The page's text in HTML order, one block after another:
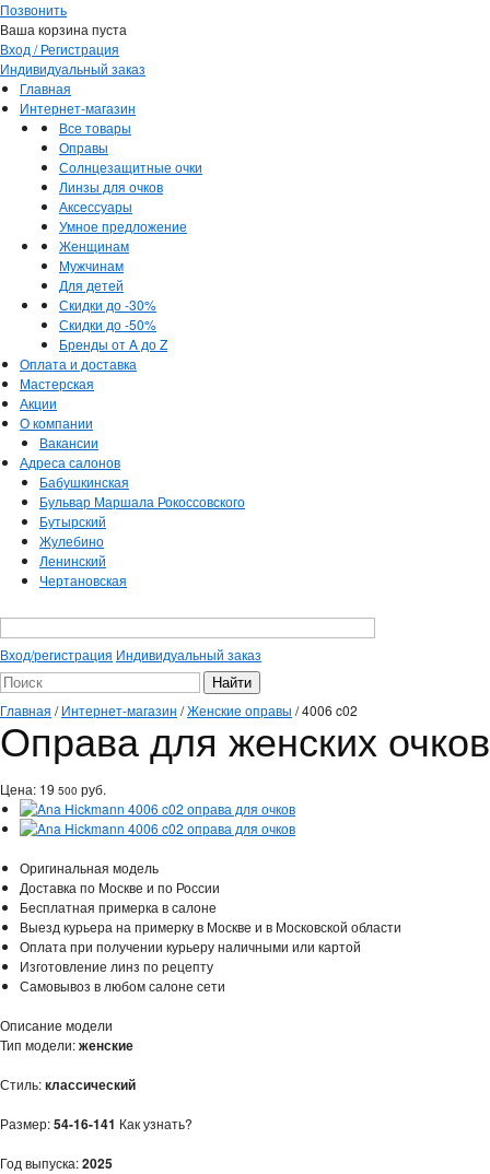
Позвонить
Ваша корзина пуста
Вход / Регистрация
Индивидуальный заказ
Главная
Интернет-магазин
Все товары
Оправы
Солнцезащитные очки
Линзы для очков
Аксессуары
Умное предложение
Женщинам
Мужчинам
Для детей
Скидки до -30%
Скидки до -50%
Бренды от A до Z
Оплата и доставка
Мастерская
Акции
О компании
Вакансии
Адреса салонов
Бабушкинская
Бульвар Маршала Рокоссовского
Бутырский
Жулебино
Ленинский
Чертановская
Вход/регистрация Индивидуальный заказ
Главная /Интернет-магазин /Женские оправы /4006 c02
Оправа для женских
Цена: 19 500 руб.
Оригинальная модель
Доставка по Москве и по России
Бесплатная примерка в салоне
Выезд курьера на примерку в Москве и в Московской области
Оплата при получении курьеру наличными или картой
Изготовление линз по рецепту
Самовывоз в любом салоне сети
Описание модели
Тип модели:женские
Стиль:классический
Размер:54-16-141 Как узнать?
Год выпуска:2025